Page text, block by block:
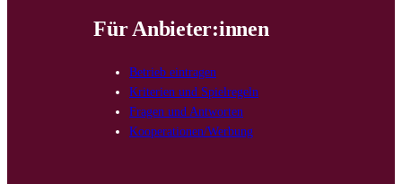
Für Anbieter:innen
Betrieb eintragen
Kriterien und Spielregeln
Fragen und Antworten
Kooperationen/Werbung